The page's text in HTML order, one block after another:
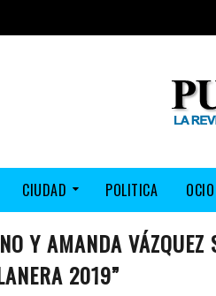
CIUDAD POLITICA
Y AMANDA
2019”